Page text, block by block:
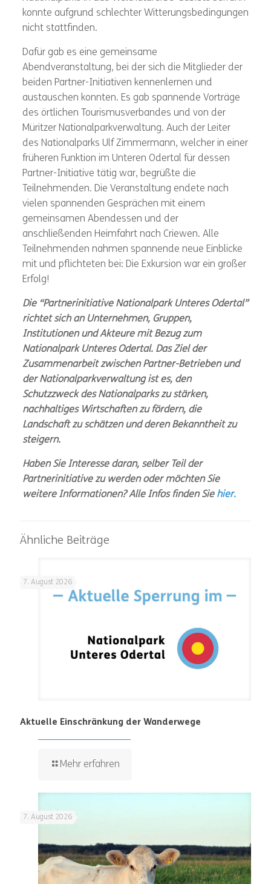
konnte aufgrund schlechter Witterungsbedingungen
nicht stattfinden.
Dafür gab es eine gemeinsame
Abendveranstaltung, bei der sich die Mitglieder der
beiden Partner-Initiativen kennenlernen und
austauschen konnten. Es gab spannende Vorträge
des örtlichen Tourismusverbandes und von der
Müritzer Nationalparkverwaltung. Auch der Leiter
des Nationalparks Ulf Zimmermann, welcher in einer
früheren Funktion im Unteren Odertal für dessen
Partner-Initiative tätig war, begrüßte die
Teilnehmenden. Die Veranstaltung endete nach
vielen spannenden Gesprächen mit einem
gemeinsamen Abendessen und der
anschließenden Heimfahrt nach Criewen. Alle
Teilnehmenden nahmen spannende neue Einblicke
mit und pflichteten bei: Die Exkursion war ein großer
Erfolg!
Die “Partnerinitiative Nationalpark Unteres Odertal”
richtet sich an Unternehmen, Gruppen,
Institutionen und Akteure mit Bezug zum
Nationalpark Unteres Odertal. Das Ziel der
Zusammenarbeit zwischen Partner-Betrieben und
der Nationalparkverwaltung ist es, den
Schutzzweck des Nationalparks zu stärken,
nachhaltiges Wirtschaften zu fördern, die
Landschaft zu schätzen und deren Bekanntheit zu
steigern.
Haben Sie Interesse daran, selber Teil der
Partnerinitiative zu werden oder möchten Sie
weitere Informationen? Alle Infos finden Sie hier.
Ähnliche Beiträge
7. August 2026
Aktuelle Einschränkung der Wanderwege
Mehr erfahren
7. August 2026